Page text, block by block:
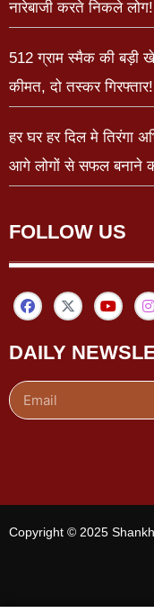
नारेबाजी करते निकले लोग!
512 ग्राम स्मैक की बड़ी
कीमत, दो तस्कर गिरफ्तार!
हर घर हर दिल मे तिरंगा
आगे लोगों से सफल बनाने
FOLLOW US
DAILY
Copyright © 2025